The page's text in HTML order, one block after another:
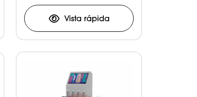
Vista rápida